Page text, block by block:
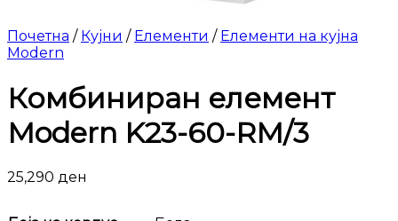
Почетна / Кујни / Елементи / Елементи на кујна
Modern
Комбиниран елемент
Modern K23-60-RM/3
25,290 ден